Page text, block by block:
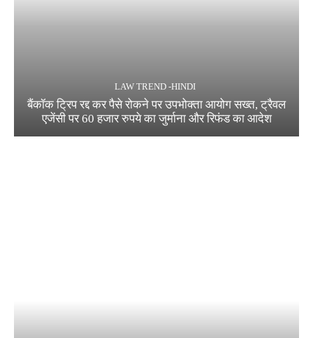
LAW TREND -HINDI
बैंकॉक ट्रिप रद्द कर पैसे रोकने पर उपभोक्ता आयोग सख्त, ट्रैवल
एजेंसी पर 60 हजार रुपये का जुर्माना और रिफंड का आदेश